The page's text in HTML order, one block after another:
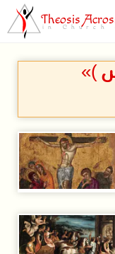
Theosis
in Church
)»